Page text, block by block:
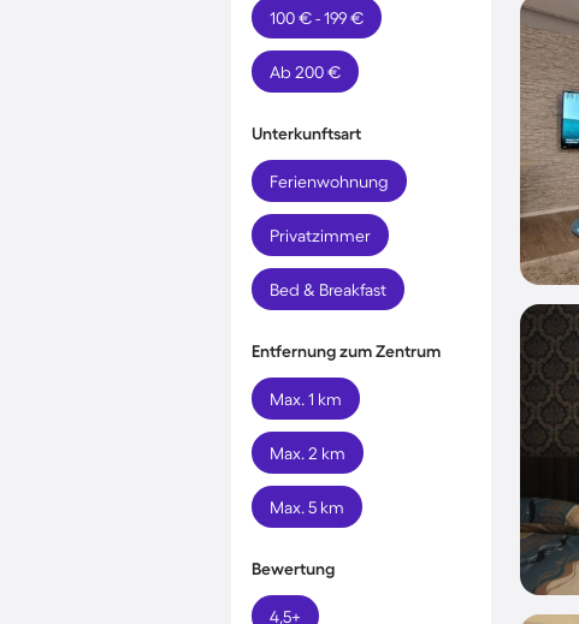
100 € - 199 €
Ab 200 €
Unterkunftsart
Ferienwohnung
Privatzimmer
Bed & Breakfast
Entfernung zum Zentrum
Max. 1 km
Max. 2 km
Max. 5 km
Bewertung
4,5+